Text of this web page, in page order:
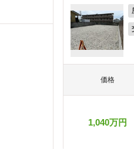
価格
1,040万円